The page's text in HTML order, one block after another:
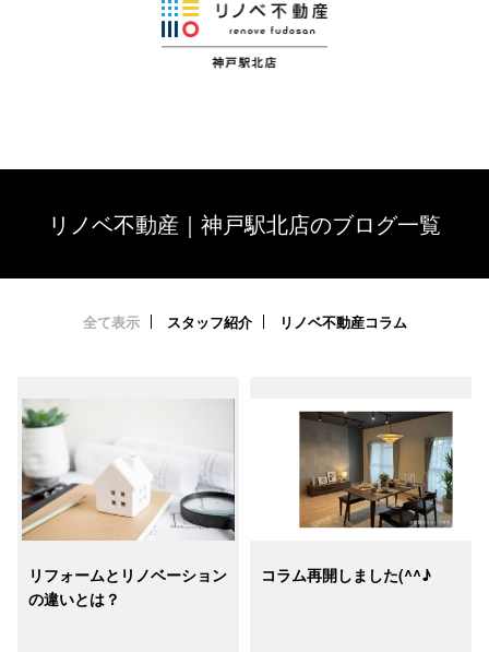
リノベ不動産｜神戸駅北店のブログ一覧
全て表示 スタッフ紹介 リノベ不動産コラム
リフォームとリノベーション
の違いとは？
コラム再開しました(^^♪